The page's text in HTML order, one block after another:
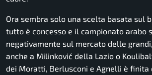
Ora sembra solo una scelta basata sul
tutto è concesso e il campionato arabo
negativamente sul mercato delle
anche a Milinković della Lazio o
dei Moratti, Berlusconi e Agnelli è finita